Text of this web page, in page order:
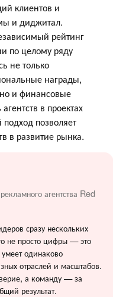
клиентов и
и диджитал.
рейтинг
по целому ряду
не только
награды,
и финансовые
в проектах
позволяет
в развитие рынка.
агентства Red
сразу нескольких
не просто цифры — это
одинаково
отраслей и масштабов.
а команду — за
результат.